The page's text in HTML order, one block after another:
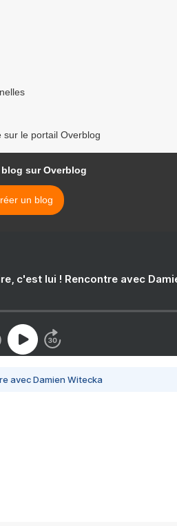
sur le portail Overblog
blog sur Overblog
un blog
c'est lui ! Rencontre avec
avec Damien Witecka